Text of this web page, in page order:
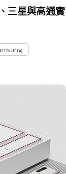
三星與高通實